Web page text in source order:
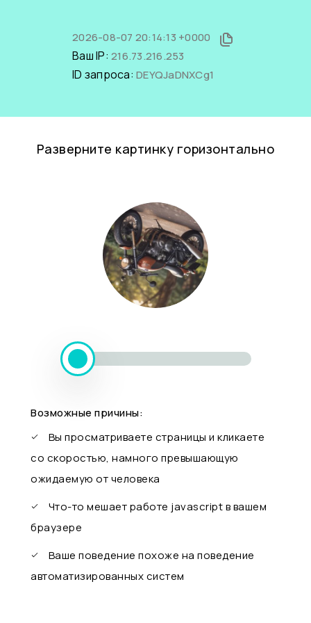
2026-08-07 20:14:13 +0000
Ваш IP: 216.73.216.253
ID запроса: DEYQJaDNXCg1
Разверните картинку горизонтально
Возможные причины:
Вы просматриваете страницы и кликаете
со скоростью, намного превышающую
ожидаемую от человека
Что-то мешает работе javascript в вашем
браузере
Ваше поведение похоже на поведение
автоматизированных систем